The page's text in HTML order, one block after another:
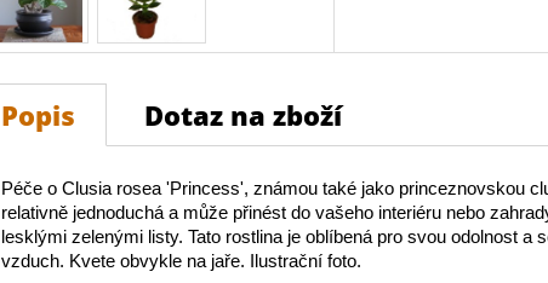
Popis Dotaz na zboží
Péče o Clusia rosea 'Princess', známou také jako princeznovskou
relativně jednoduchá a může přinést do vašeho interiéru nebo
lesklými zelenými listy. Tato rostlina je oblíbená pro svou odolnost a
vzduch. Kvete obvykle na jaře. Ilustrační foto.